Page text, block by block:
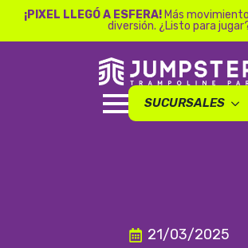
¡PIXEL LLEGÓ A ESFERA!Más
diversión. ¿Listo para
SUCURSALES
21/03/2025